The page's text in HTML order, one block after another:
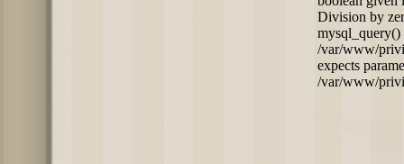
Division by
mysql_query()
/var/www/
expects
/var/www/